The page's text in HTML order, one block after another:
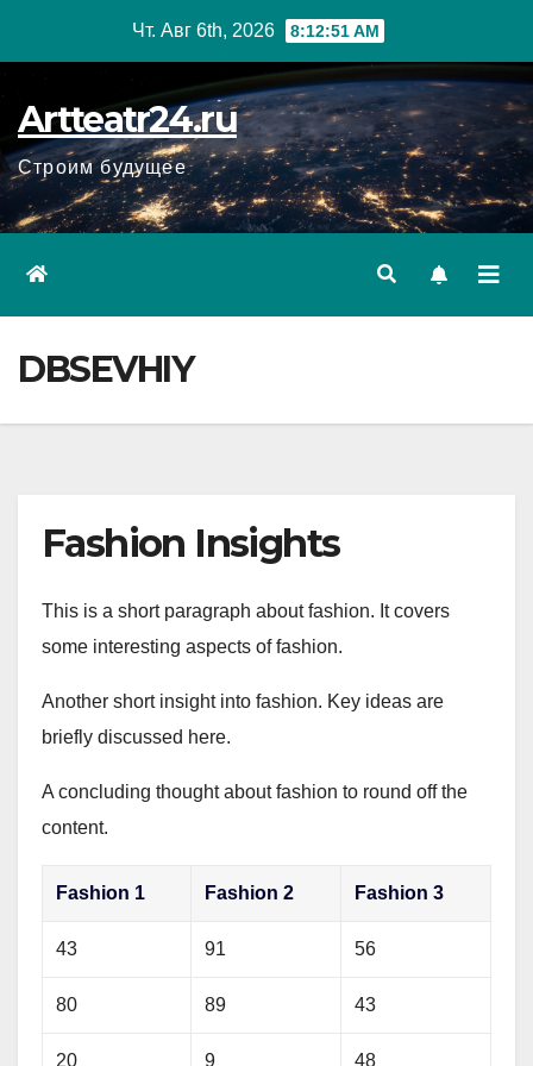
Чт. Авг 6th, 2026 8:12:52 AM
Artteatr24.ru
Строим будущее
DBSEVHIY
Fashion Insights
This is a short paragraph about fashion. It covers
some interesting aspects of fashion.
Another short insight into fashion. Key ideas are
briefly discussed here.
A concluding thought about fashion to round off the
content.
Fashion 1 Fashion 2 Fashion 3
43 91 56
80 89 43
20 9 48